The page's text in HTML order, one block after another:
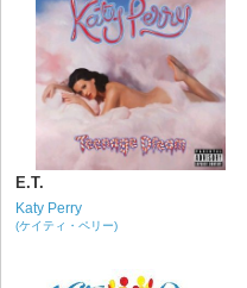
E.T.
Katy Perry
(ケイティ・ペリー)